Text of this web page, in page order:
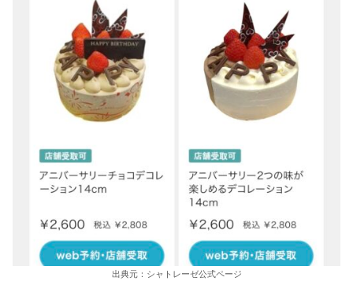
出典元：シャトレーゼ公式ページ